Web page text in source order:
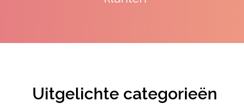
Uitgelichte categorieën